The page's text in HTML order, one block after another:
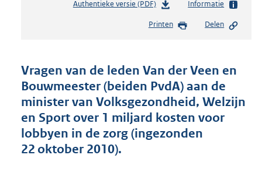
Authentieke versie (PDF)b
s
d
s
g
r
o
Informatie
Printen Delen
Vragen van de leden Van der Veen en
Bouwmeester (beiden PvdA) aan de
minister van Volksgezondheid, Welzijn
en Sport over 1 miljard kosten voor
lobbyen in de zorg (ingezonden
22 oktober 2010).